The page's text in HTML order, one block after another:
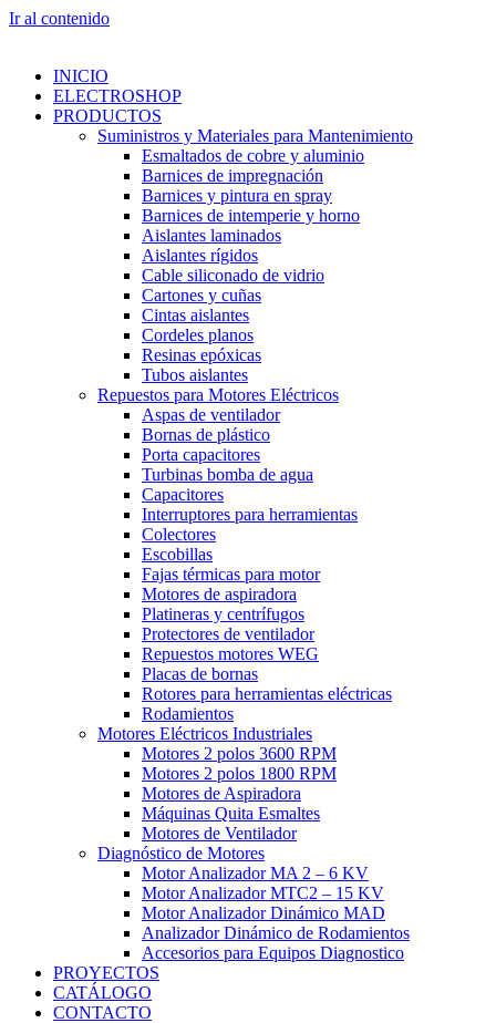
Ir al contenido
INICIO
ELECTROSHOP
PRODUCTOS
Suministros y Materiales para Mantenimiento
Esmaltados de cobre y aluminio
Barnices de impregnación
Barnices y pintura en spray
Barnices de intemperie y horno
Aislantes laminados
Aislantes rígidos
Cable siliconado de vidrio
Cartones y cuñas
Cintas aislantes
Cordeles planos
Resinas epóxicas
Tubos aislantes
Repuestos para Motores Eléctricos
Aspas de ventilador
Bornas de plástico
Porta capacitores
Turbinas bomba de agua
Capacitores
Interruptores para herramientas
Colectores
Escobillas
Fajas térmicas para motor
Motores de aspiradora
Platineras y centrífugos
Protectores de ventilador
Repuestos motores WEG
Placas de bornas
Rotores para herramientas eléctricas
Rodamientos
Motores Eléctricos Industriales
Motores 2 polos 3600 RPM
Motores 2 polos 1800 RPM
Motores de Aspiradora
Máquinas Quita Esmaltes
Motores de Ventilador
Diagnóstico de Motores
Motor Analizador MA 2 – 6 KV
Motor Analizador MTC2 – 15 KV
Motor Analizador Dinámico MAD
Analizador Dinámico de Rodamientos
Accesorios para Equipos Diagnostico
PROYECTOS
CATÁLOGO
CONTACTO